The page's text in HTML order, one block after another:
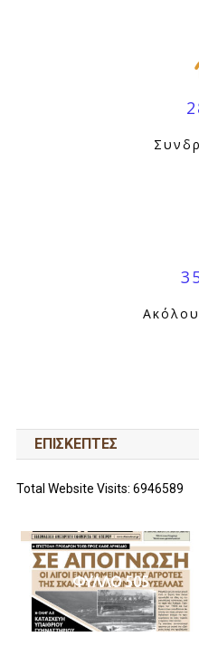
ΕΠΙΣΚΕΠΤΕΣ
Total Website Visits: 6946589
ΦΥΛΛΟ 505